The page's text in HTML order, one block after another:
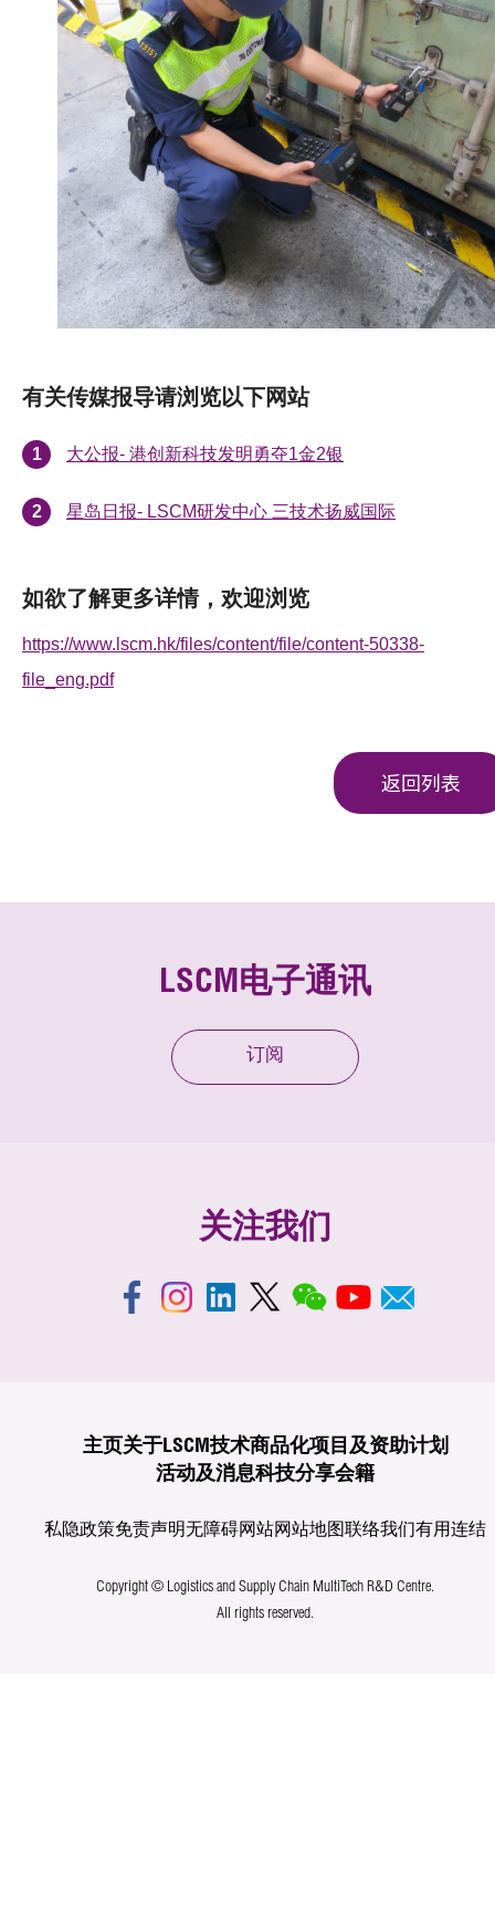
有关传媒报导请浏览以下网站
大公报- 港创新科技发明勇夺1金2银
星岛日报- LSCM研发中心 三技术扬威国际
如欲了解更多详情，欢迎浏览
https://www.lscm.hk/files/content/file/content-50338-
file_eng.pdf
返回列表
LSCM电子通讯
订阅
关注我们
主页关于LSCM技术商品化项目及资助计划
活动及消息科技分享会籍
私隐政策免责声明无障碍网站网站地图联络我们有用连结
Copyright © Logistics and Supply Chain MultiTech R&D Centre.
All rights reserved.